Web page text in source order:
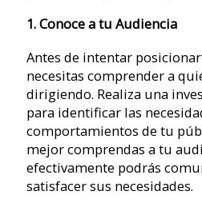
1. Conoce a tu Audiencia
Antes de intentar
necesitas comprender a
dirigiendo. Realiza una
para identificar las
comportamientos de tu
mejor comprendas a tu
efectivamente podrás
satisfacer sus necesidades.